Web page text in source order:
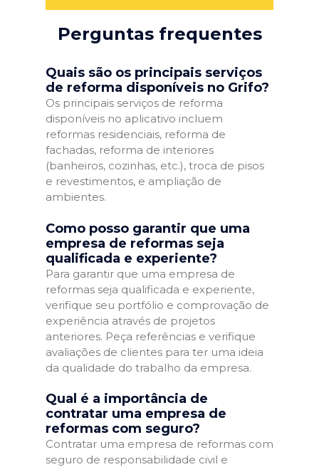
Perguntas frequentes
Quais são os principais serviços
de reforma disponíveis no Grifo?
Os principais serviços de reforma
disponíveis no aplicativo incluem
reformas residenciais, reforma de
fachadas, reforma de interiores
(banheiros, cozinhas, etc.), troca de pisos
e revestimentos, e ampliação de
ambientes.
Como posso garantir que uma
empresa de reformas seja
qualificada e experiente?
Para garantir que uma empresa de
reformas seja qualificada e experiente,
verifique seu portfólio e comprovação de
experiência através de projetos
anteriores. Peça referências e verifique
avaliações de clientes para ter uma ideia
da qualidade do trabalho da empresa.
Qual é a importância de
contratar uma empresa de
reformas com seguro?
Contratar uma empresa de reformas com
seguro de responsabilidade civil e